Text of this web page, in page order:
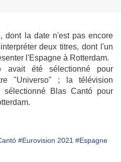
dont la date n'est pas encore
deux titres, dont l'un
l'Espagne à Rotterdam.
avait été sélectionné pour
"Universo" ; la télévision
Blas Cantó pour
#Eurovision 2021 #Espagne